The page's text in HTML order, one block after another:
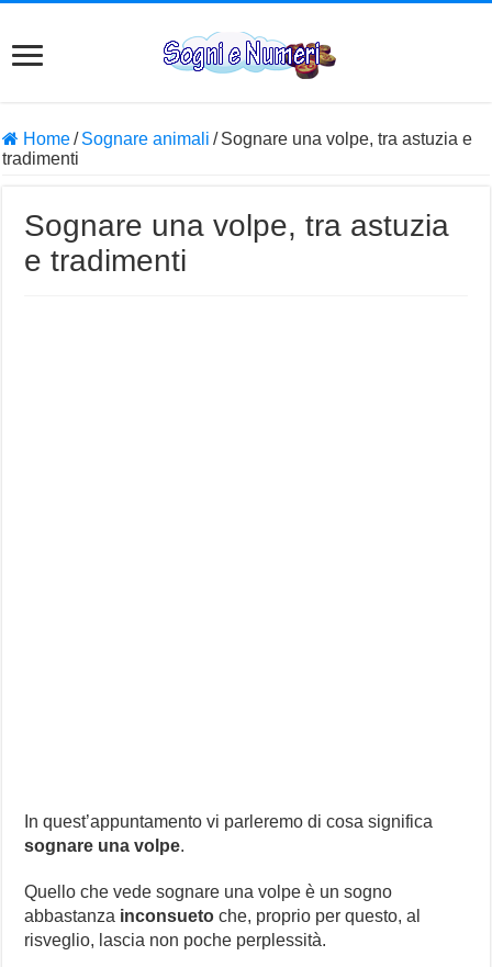
Home/ Sognare animali / Sognare una volpe, tra astuzia e
tradimenti
Sognare una volpe, tra astuzia
e tradimenti
In quest’appuntamento vi parleremo di cosa significa
sognare una volpe.
Quello che vede sognare una volpe è un sogno
abbastanza inconsueto che, proprio per questo, al
risveglio, lascia non poche perplessità.